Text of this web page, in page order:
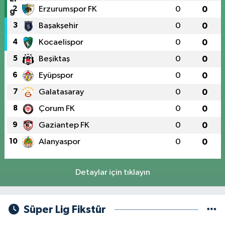
2 Erzurumspor FK 0 0
3 Başakşehir 0 0
4 Kocaelispor 0 0
5 Beşiktaş 0 0
6 Eyüpspor 0 0
7 Galatasaray 0 0
8 Çorum FK 0 0
9 Gaziantep FK 0 0
10 Alanyaspor 0 0
Detaylar için tıklayın
Süper Lig Fikstür